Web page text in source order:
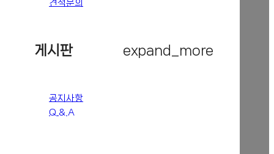
견적문의
게시판 expand_more
공지사항
Q & A